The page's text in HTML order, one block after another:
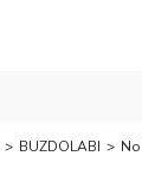
BUZDOLABI